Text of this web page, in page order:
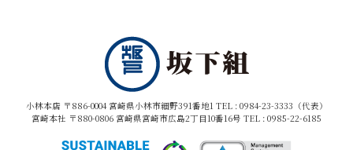
小林本店 〒886-0004 宮崎県小林市細野391番地1 TEL : 0984-23-3333（代表）
宮崎本社 〒880-0806 宮崎県宮崎市広島2丁目10番16号 TEL : 0985-22-6185